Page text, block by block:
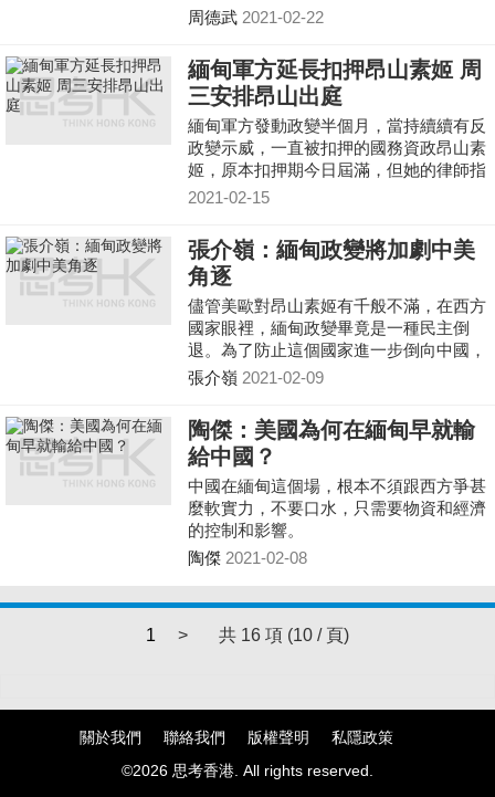
周德武 2021-02-22
緬甸軍方延長扣押昂山素姬 周
三安排昂山出庭
緬甸軍方發動政變半個月，當持續續有反
政變示威，一直被扣押的國務資政昂山素
姬，原本扣押期今日屆滿，但她的律師指
昂山會被軟禁到星期三，再出庭庭訊。
2021-02-15
張介嶺：緬甸政變將加劇中美
角逐
儘管美歐對昂山素姬有千般不滿，在西方
國家眼裡，緬甸政變畢竟是一種民主倒
退。為了防止這個國家進一步倒向中國，
美國會繼續團結盟友採取反制措施，爭奪
張介嶺 2021-02-09
陶傑：美國為何在緬甸早就輸
給中國？
中國在緬甸這個場，根本不須跟西方爭甚
麼軟實力，不要口水，只需要物資和經濟
的控制和影響。
陶傑 2021-02-08
1 > 共 16 項 (10 / 頁)
關於我們 聯絡我們 版權聲明
私隱政策
©2026 思考香港. All rights reserved.